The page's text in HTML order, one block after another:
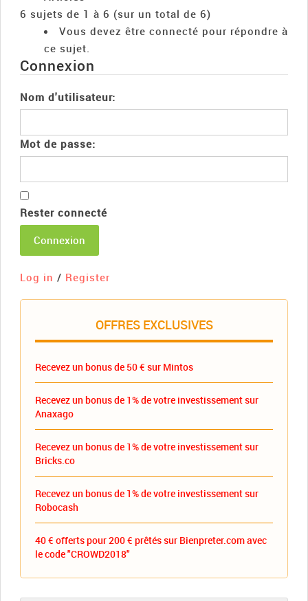
6 sujets de 1 à 6 (sur un total de 6)
Vous devez être connecté pour répondre à
ce sujet.
Connexion
Nom d'utilisateur:
Mot de passe:
Rester connecté
Connexion
Log in / Register
OFFRES EXCLUSIVES
Recevez un bonus de 50 € sur Mintos
Recevez un bonus de 1% de votre investissement sur
Anaxago
Recevez un bonus de 1% de votre investissement sur
Bricks.co
Recevez un bonus de 1% de votre investissement sur
Robocash
40 € offerts pour 200 € prêtés sur Bienpreter.com avec
le code "CROWD2018"